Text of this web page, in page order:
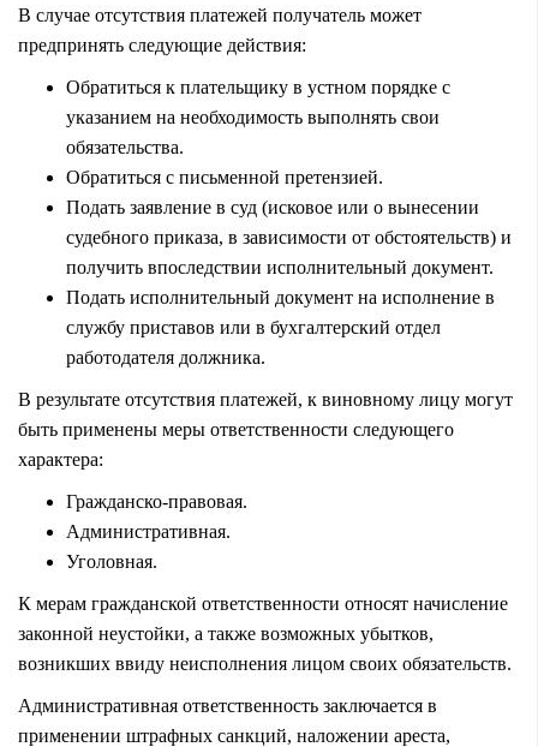
В случае отсутствия платежей получатель может
предпринять следующие действия:
Обратиться к плательщику в устном порядке с
указанием на необходимость выполнять свои
обязательства.
Обратиться с письменной претензией.
Подать заявление в суд (исковое или о вынесении
судебного приказа, в зависимости от обстоятельств) и
получить впоследствии исполнительный документ.
Подать исполнительный документ на исполнение в
службу приставов или в бухгалтерский отдел
работодателя должника.
В результате отсутствия платежей, к виновному лицу могут
быть применены меры ответственности следующего
характера:
Гражданско-правовая.
Административная.
Уголовная.
К мерам гражданской ответственности относят начисление
законной неустойки, а также возможных убытков,
возникших ввиду неисполнения лицом своих обязательств.
Административная ответственность заключается в
применении штрафных санкций, наложении ареста,